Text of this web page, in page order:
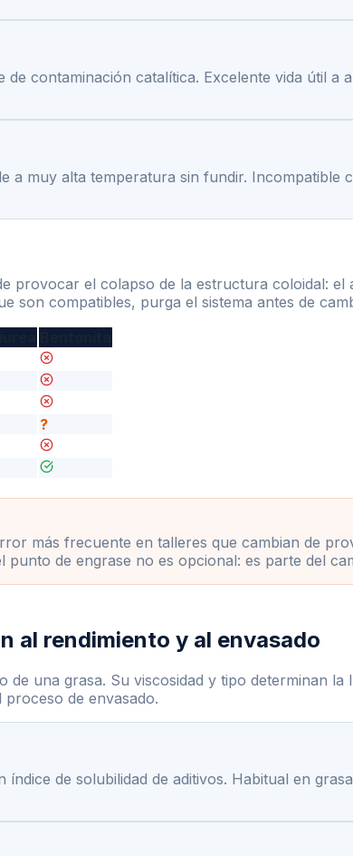
contaminación catalítica. Excelente vida útil
a muy alta temperatura sin fundir.
provocar el colapso de la estructura coloidal:
son compatibles, purga el sistema antes de
?
más frecuente en talleres que cambian de
de engrase no es opcional: es parte del
al rendimiento y al envasado
de una grasa. Su viscosidad y tipo
de envasado.
de solubilidad de aditivos. Habitual en